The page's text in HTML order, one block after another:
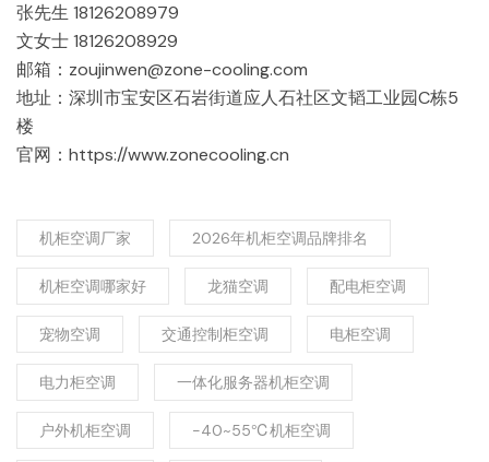
张先生 18126208979
文女士 18126208929
邮箱：zoujinwen@zone-cooling.com
地址：深圳市宝安区石岩街道应人石社区文韬工业园C栋5
楼
官网：https://www.zonecooling.cn
机柜空调厂家 2026年机柜空调品牌排名
机柜空调哪家好 龙猫空调 配电柜空调
宠物空调 交通控制柜空调 电柜空调
电力柜空调 一体化服务器机柜空调
户外机柜空调 -40~55℃机柜空调